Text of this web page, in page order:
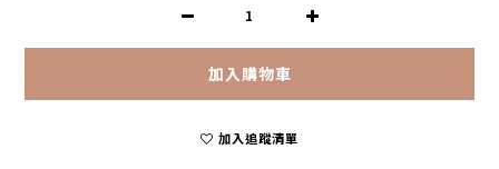
加入購物車
加入追蹤清單